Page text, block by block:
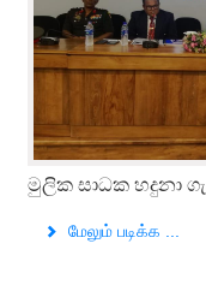
මුලික සාධක හදුනා
மேலும் படிக்க ...